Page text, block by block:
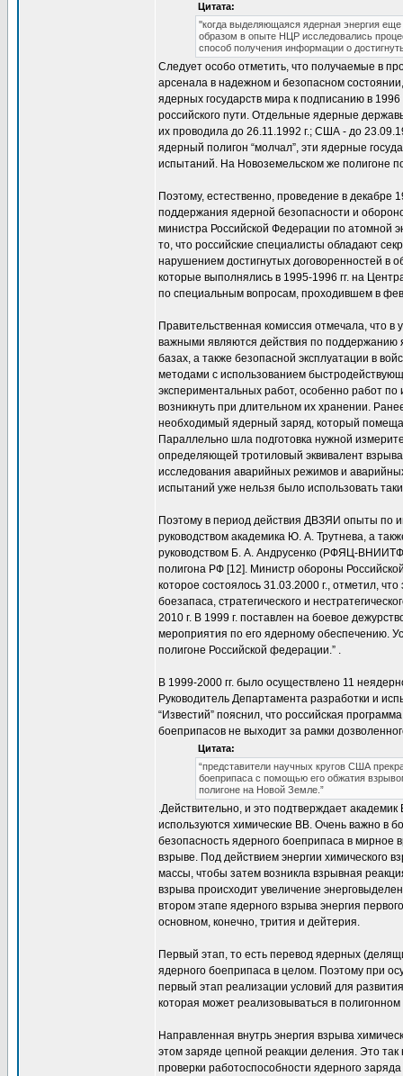
Цитата:
''когда выделяющаяся ядерная энергия
образом в опыте НЦР исследовались
способ получения информации о
Следует особо отметить, что получаемые в
арсенала в надежном и безопасном
ядерных государств мира к подписанию в
российского пути. Отдельные ядерные
их проводила до 26.11.1992 г.; США - до
ядерный полигон “молчал”, эти ядерные
испытаний. На Новоземельском же полигоне
Поэтому, естественно, проведение в
поддержания ядерной безопасности и
министра Российской Федерации по атомной
то, что российские специалисты обладают
нарушением достигнутых договоренностей в
которые выполнялись в 1995-1996 гг. на
по специальным вопросам, проходившем в
Правительственная комиссия отмечала, что
важными являются действия по поддержанию
базах, а также безопасной эксплуатации в
методами с использованием
экспериментальных работ, особенно работ
возникнуть при длительном их хранении.
необходимый ядерный заряд, который
Параллельно шла подготовка нужной
определяющей тротиловый эквивалент
исследования аварийных режимов и
испытаний уже нельзя было использовать
Поэтому в период действия ДВЗЯИ опыты по
руководством академика Ю. А. Трутнева, а
руководством Б. А. Андрусенко (РФЯЦ-
полигона РФ [12]. Министр обороны
которое состоялось 31.03.2000 г., отметил,
боезапаса, стратегического и
2010 г. В 1999 г. поставлен на боевое
мероприятия по его ядерному обеспечению.
полигоне Российской федерации.” .
В 1999-2000 гг. было осуществлено 11
Руководитель Департамента разработки и
“Известий” пояснил, что российская
боеприпасов не выходит за рамки
Цитата:
“представители научных кругов США
боеприпаса с помощью его обжатия
полигоне на Новой Земле.”
.Действительно, и это подтверждает
используются химические ВВ. Очень важно в
безопасность ядерного боеприпаса в
взрыве. Под действием энергии химического
массы, чтобы затем возникла взрывная
взрыва происходит увеличение
втором этапе ядерного взрыва энергия
основном, конечно, трития и дейтерия.
Первый этап, то есть перевод ядерных
ядерного боеприпаса в целом. Поэтому при
первый этап реализации условий для
которая может реализовываться в
Направленная внутрь энергия взрыва
этом заряде цепной реакции деления. Это
проверки работоспособности ядерного